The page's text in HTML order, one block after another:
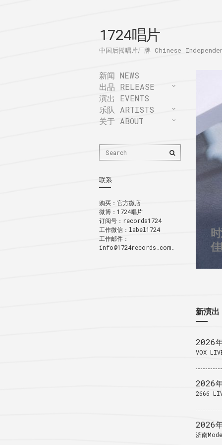
1724唱片
中国后摇唱片厂牌 Chinese
新闻 NEWS
出品 RELEASE
演出 EVENTS
乐队 ARTISTS
关于 ABOUT
Search
for:
Search
联系
购买： 官方微店
微博： 1724唱片
订阅号：records1724
工作微信：label1724
工作邮件：
info@1724records.com.
新演出
2026
VOX
2026
2666
2026
济南